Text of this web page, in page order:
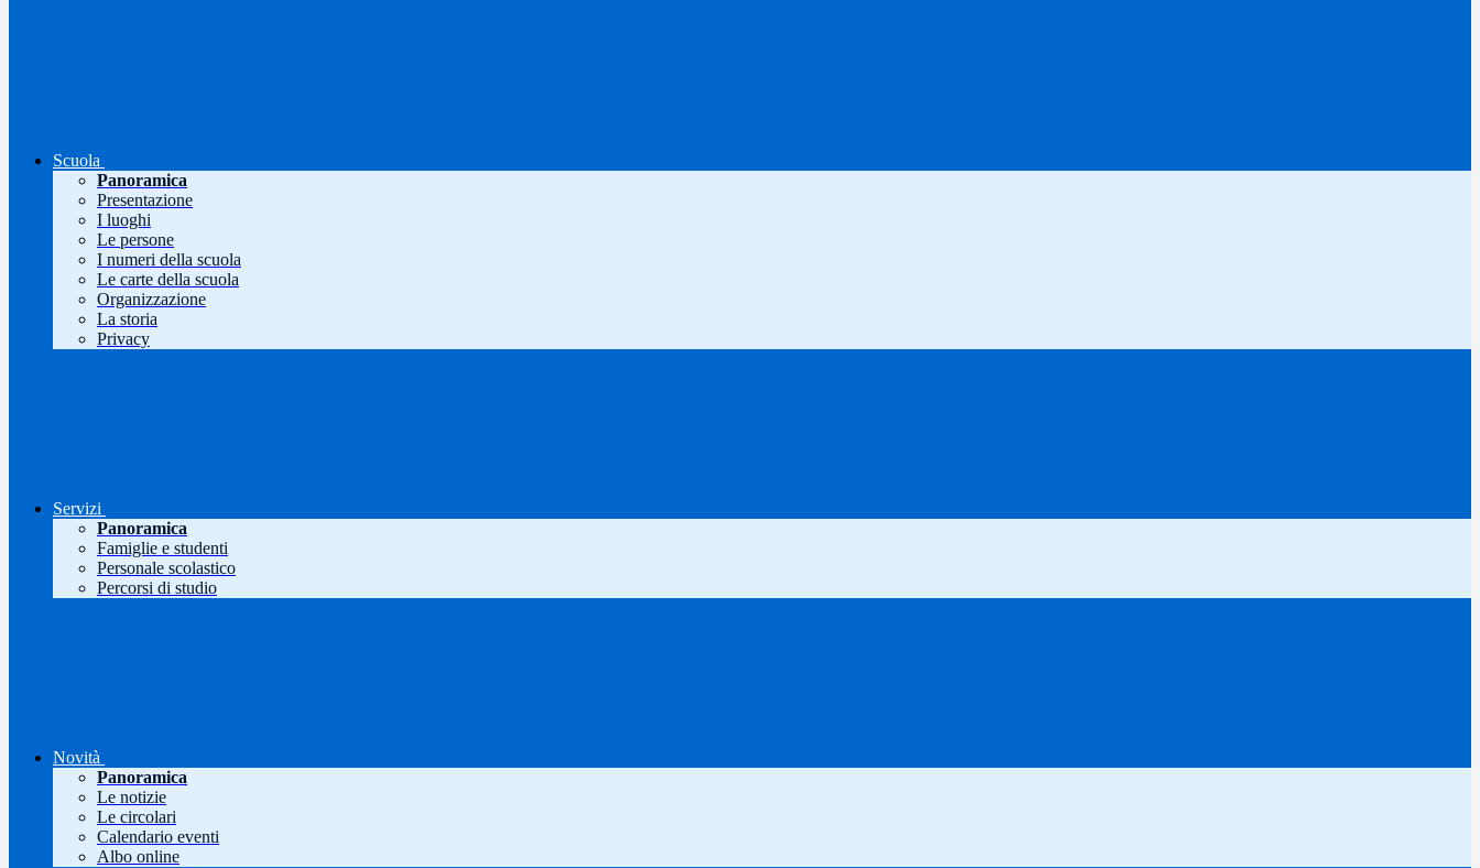
Scuola
Panoramica
Presentazione
I luoghi
Le persone
I numeri della scuola
Le carte della scuola
Organizzazione
La storia
Privacy
Servizi
Panoramica
Famiglie e studenti
Personale scolastico
Percorsi di studio
Novità
Panoramica
Le notizie
Le circolari
Calendario eventi
Albo online